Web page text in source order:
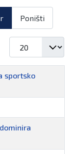
Poništi
sportsko